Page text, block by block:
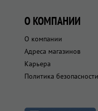
О КОМПАНИИ
О компании
Адреса магазинов
Карьера
Политика безопасности